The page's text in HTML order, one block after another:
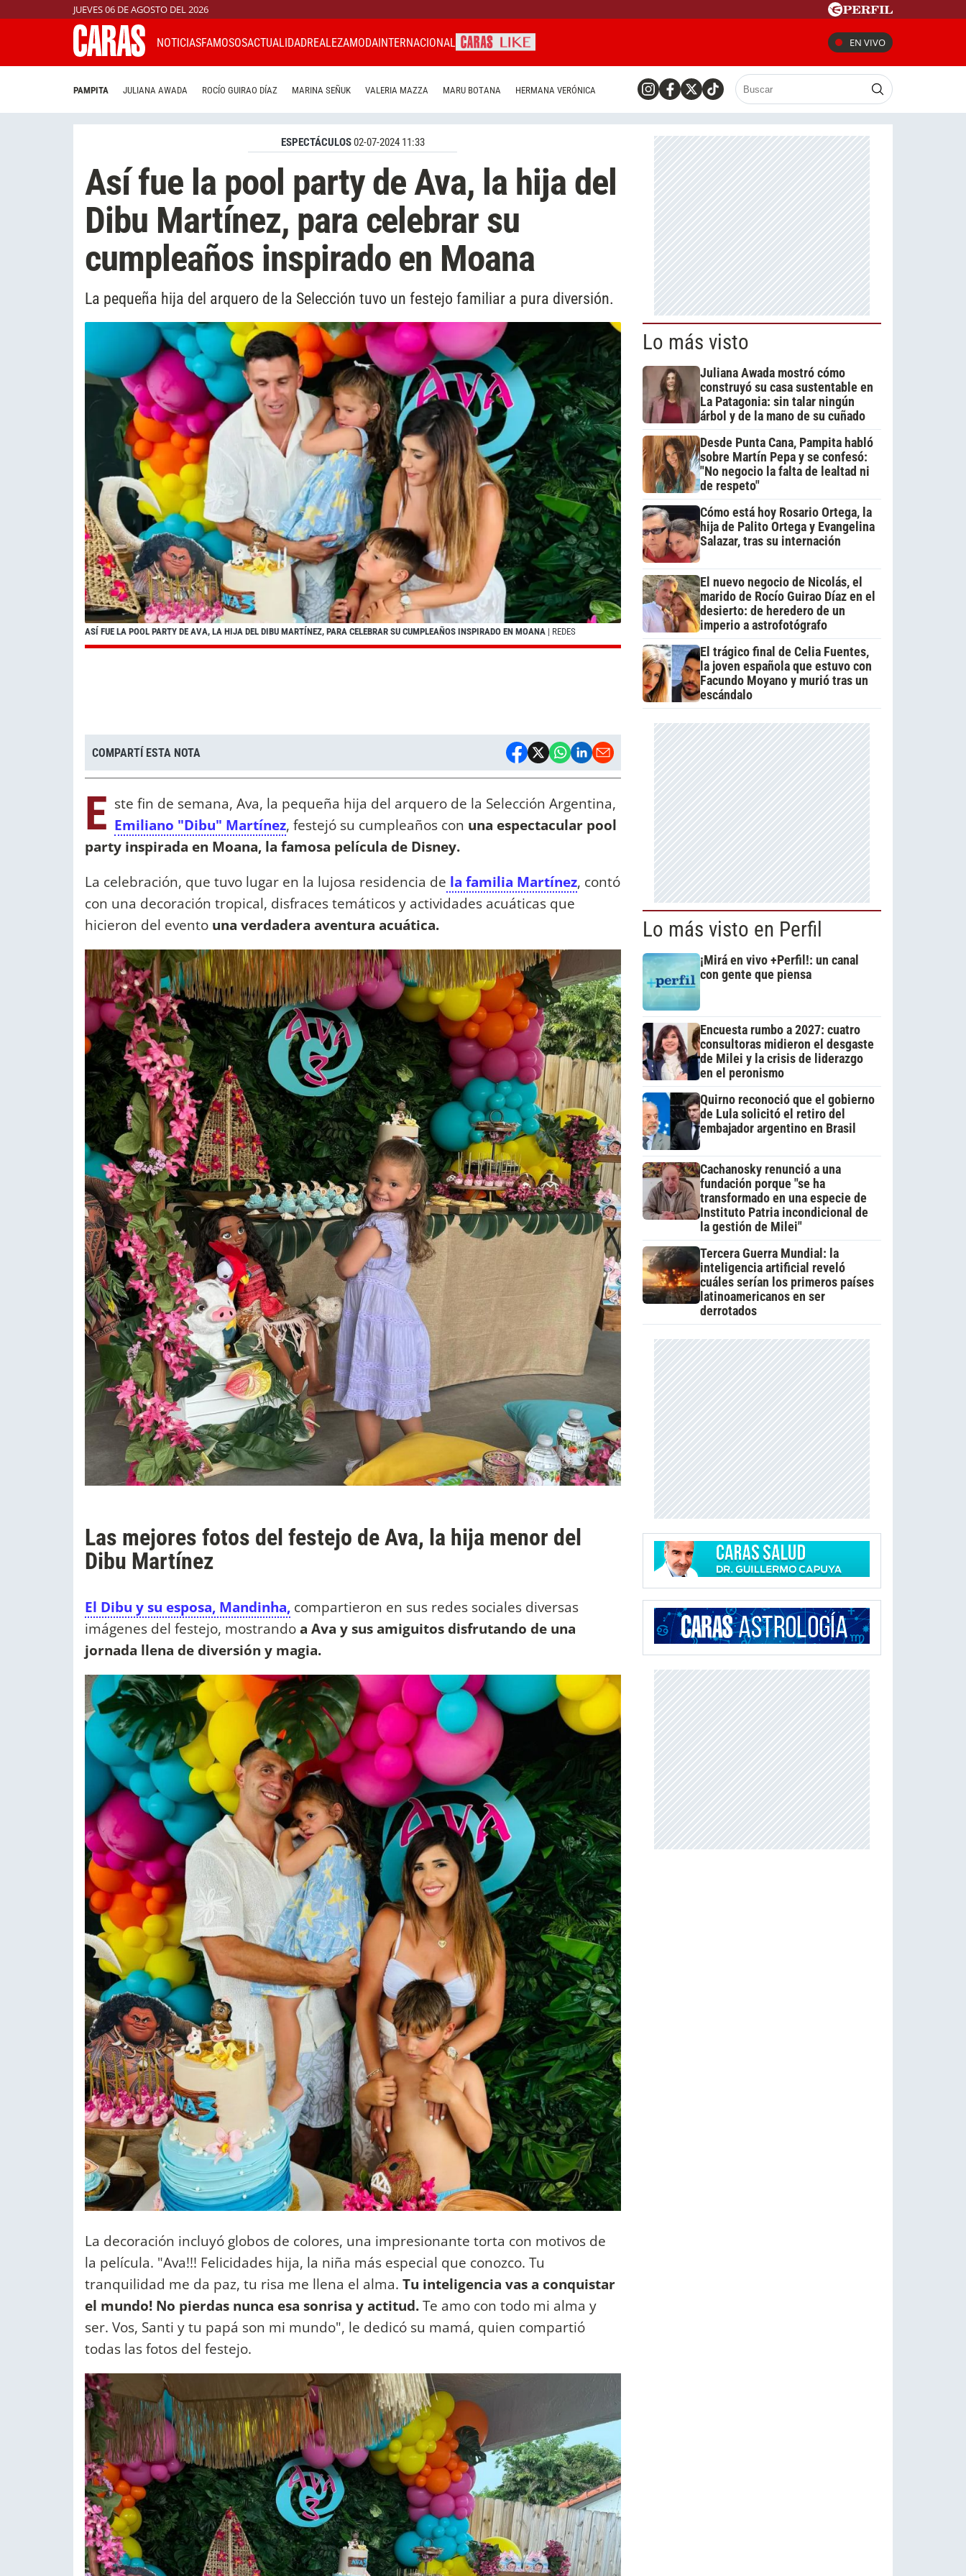
JUEVES 06 DE AGOSTO DEL 2026
NOTICIASFAMOSOSACTUALIDADREALEZAMODAINTERNACIONAL EN VIVO
PAMPITA JULIANA AWADA ROCÍO GUIRAO DÍAZ MARINA SEÑUK VALERIA MAZZA MARU BOTANA HERMANA VERÓNICA
ESPECTÁCULOS02-07-2024 11:33
Así fue la pool party de Ava, la hija del
Dibu Martínez, para celebrar su
cumpleaños inspirado en Moana
La pequeña hija del arquero de la Selección tuvo un festejo familiar a pura diversión.
ASÍ FUE LA POOL PARTY DE AVA, LA HIJA DEL DIBU MARTÍNEZ, PARA CELEBRAR SU CUMPLEAÑOS INSPIRADO EN MOANA | REDES
COMPARTÍ ESTA NOTA
E ste fin de semana, Ava, la pequeña hija del arquero de la Selección Argentina,
Emiliano "Dibu" Martínez, festejó su cumpleaños con una espectacular pool
party inspirada en Moana, la famosa película de Disney.
La celebración, que tuvo lugar en la lujosa residencia de la familia Martínez, contó
con una decoración tropical, disfraces temáticos y actividades acuáticas que
hicieron del evento una verdadera aventura acuática.
Las mejores fotos del festejo de Ava, la hija menor del
Dibu Martínez
El Dibu y su esposa, Mandinha, compartieron en sus redes sociales diversas
imágenes del festejo, mostrandoa Ava y sus amiguitos disfrutando de una
jornada llena de diversión y magia.
La decoración incluyó globos de colores, una impresionante torta con motivos de
la película. "Ava!!! Felicidades hija, la niña más especial que conozco. Tu
tranquilidad me da paz, tu risa me llena el alma. Tu inteligencia vas a conquistar
el mundo! No pierdas nunca esa sonrisa y actitud.Te amo con todo mi alma y
ser. Vos, Santi y tu papá son mi mundo", le dedicó su mamá, quien compartió
todas las fotos del festejo.
Lo más visto
Juliana Awada mostró cómo
construyó su casa sustentable en
La Patagonia: sin talar ningún
árbol y de la mano de su cuñado
Desde Punta Cana, Pampita habló
sobre Martín Pepa y se confesó:
"No negocio la falta de lealtad ni
de respeto"
Cómo está hoy Rosario Ortega, la
hija de Palito Ortega y Evangelina
Salazar, tras su internación
El nuevo negocio de Nicolás, el
marido de Rocío Guirao Díaz en el
desierto: de heredero de un
imperio a astrofotógrafo
El trágico final de Celia Fuentes,
la joven española que estuvo con
Facundo Moyano y murió tras un
escándalo
Lo más visto en Perfil
¡Mirá en vivo +Perfil!: un canal
con gente que piensa
Encuesta rumbo a 2027: cuatro
consultoras midieron el desgaste
de Milei y la crisis de liderazgo
en el peronismo
Quirno reconoció que el gobierno
de Lula solicitó el retiro del
embajador argentino en Brasil
Cachanosky renunció a una
fundación porque "se ha
transformado en una especie de
Instituto Patria incondicional de
la gestión de Milei"
Tercera Guerra Mundial: la
inteligencia artificial reveló
cuáles serían los primeros países
latinoamericanos en ser
derrotados